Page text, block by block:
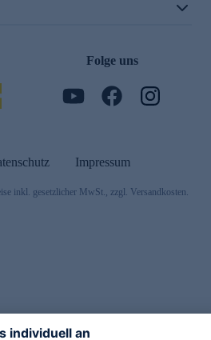
Folge uns
Impressum
inkl. gesetzlicher MwSt., zzgl. Versandkosten.